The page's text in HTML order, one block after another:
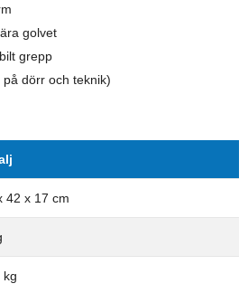
golvet
grepp
dörr och teknik)
42 x 17 cm
kg